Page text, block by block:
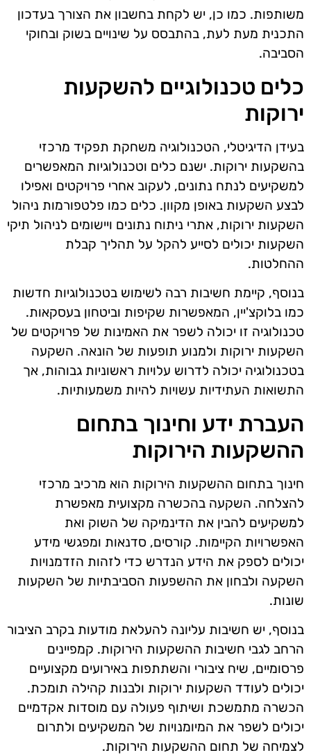
משותפות. כמו כן, יש לקחת בחשבון את הצורך בעדכון
התכנית מעת לעת, בהתבסס על שינויים בשוק ובחוקי
הסביבה.
כלים טכנולוגיים להשקעות
ירוקות
בעידן הדיגיטלי, הטכנולוגיה משחקת תפקיד מרכזי
בהשקעות ירוקות. ישנם כלים וטכנולוגיות המאפשרים
למשקיעים לנתח נתונים, לעקוב אחרי פרויקטים ואפילו
לבצע השקעות באופן מקוון. כלים כמו פלטפורמות ניהול
השקעות ירוקות, אתרי ניתוח נתונים ויישומים לניהול תיקי
השקעות יכולים לסייע להקל על תהליך קבלת
ההחלטות.
בנוסף, קיימת חשיבות רבה לשימוש בטכנולוגיות חדשות
כמו בלוקצ'יין, המאפשרות שקיפות וביטחון בעסקאות.
טכנולוגיה זו יכולה לשפר את האמינות של פרויקטים של
השקעות ירוקות ולמנוע תופעות של הונאה. השקעה
בטכנולוגיה יכולה לדרוש עלויות ראשוניות גבוהות, אך
התשואות העתידיות עשויות להיות משמעותיות.
העברת ידע וחינוך בתחום
ההשקעות הירוקות
חינוך בתחום ההשקעות הירוקות הוא מרכיב מרכזי
להצלחה. השקעה בהכשרה מקצועית מאפשרת
למשקיעים להבין את הדינמיקה של השוק ואת
האפשרויות הקיימות. קורסים, סדנאות ומפגשי מידע
יכולים לספק את הידע הנדרש כדי לזהות הזדמנויות
השקעה ולבחון את ההשפעות הסביבתיות של השקעות
שונות.
בנוסף, יש חשיבות עליונה להעלאת מודעות בקרב הציבור
הרחב לגבי חשיבות ההשקעות הירוקות. קמפיינים
פרסומיים, שיח ציבורי והשתתפות באירועים מקצועיים
יכולים לעודד השקעות ירוקות ולבנות קהילה תומכת.
הכשרה מתמשכת ושיתוף פעולה עם מוסדות אקדמיים
יכולים לשפר את המיומנויות של המשקיעים ולתרום
לצמיחה של תחום ההשקעות הירוקות.